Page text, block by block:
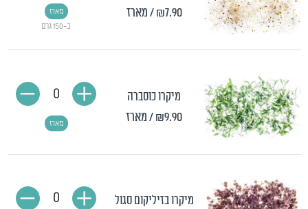
₪7.90 / מארז
כ-150 גרם
מארז
מיקרו כוסברה
₪9.90/ מארז מארז
0
מיקרו בזיליקום סגול
0